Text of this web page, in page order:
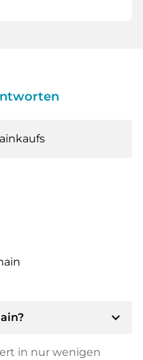
expand_more
in nur wenigen